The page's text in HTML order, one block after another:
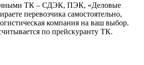
ТК – СДЭК, ПЭК, «Деловые
перевозчика самостоятельно,
компания на ваш выбор.
по прейскуранту ТК.